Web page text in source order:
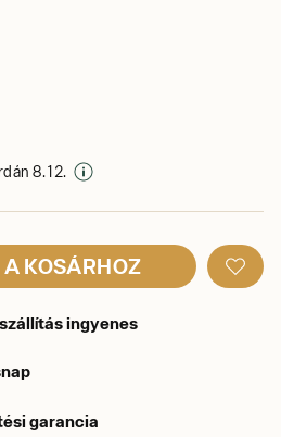
8. 12.
KOSÁRHOZ
ingyenes
garancia